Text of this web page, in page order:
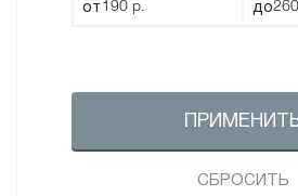
от до
СБРОСИТЬ